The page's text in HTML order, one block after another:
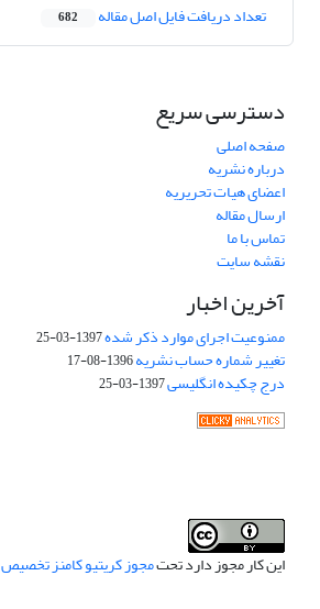
تعداد دریافت فایل اصل مقاله 682
دسترسی سریع
صفحه اصلی
درباره نشریه
اعضای هیات تحریریه
ارسال مقاله
تماس با ما
نقشه سایت
آخرین اخبار
ممنوعیت اجرای موارد ذکر شده1397-03-25
تغییر شماره حساب نشریه1396-08-17
درج چکیده انگلیسی1397-03-25
این کار مجوز دارد تحتمجوز کریتیو کامنز تخصیص 4.0 بین‌المللی